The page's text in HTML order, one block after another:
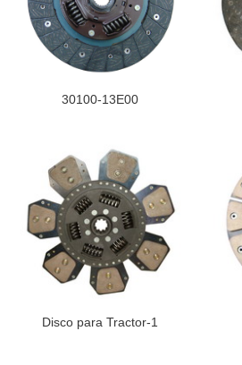
30100-13E00
Disco para Tractor-1